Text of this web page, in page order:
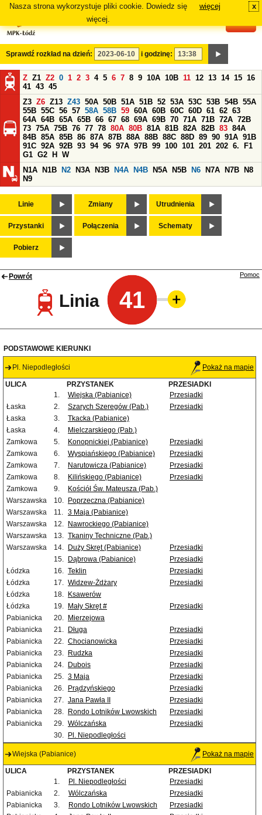
Nasza strona wykorzystuje pliki cookie. Dowiedz się
więcej.
więcej x
Sprawdź rozkład na dzień: i godzinę:
Z Z1 Z2 0 1 2 3 4 5 6 7 8 9 10A 10B 11 12 13 14 15 16
41 43 45
Z3 Z6 Z13 Z43 50A 50B 51A 51B 52 53A 53C 53B 54B 55A
55B 55C 56 57 58A 58B 59 60A 60B 60C 60D 61 62 63
64A 64B 65A 65B 66 67 68 69A 69B 70 71A 71B 72A 72B
73 75A 75B 76 77 78 80A 80B 81A 81B 82A 82B 83 84A
84B 85A 85B 86 87A 87B 88A 88B 88C 88D 89 90 91A 91B
91C 92A 92B 93 94 96 97A 97B 99 100 101 201 202 6.
F1
G1 G2 H
W
N1A
N1B N2 N3A N3B N4A N4B N5A N5B N6 N7A N7B
N8
N9
Linie Zmiany Utrudnienia
Przystanki Połączenia Schematy
Pobierz
Powrót
Linia 41
Pomoc
PODSTAWOWE KIERUNKI
Pl. Niepodległości Pokaż na mapie
ULICA PRZYSTANEK
PRZESIADKI
1.
Wiejska (Pabianice)
Przesiadki
Łaska
2. Szarych Szeregów (Pab.)
Przesiadki
Łaska
3.
Tkacka (Pabianice)
Łaska
4.
Mielczarskiego (Pab.)
Zamkowa
5. Konopnickiej (Pabianice)
Przesiadki
Zamkowa
6. Wyspiańskiego (Pabianice)
Przesiadki
Zamkowa
7. Narutowicza (Pabianice)
Przesiadki
Zamkowa
8. Kilińskiego (Pabianice)
Przesiadki
Zamkowa
9.
Kościół Św. Mateusza (Pab.)
Warszawska
10.
Poprzeczna (Pabianice)
Warszawska
11. 3 Maja (Pabianice)
Warszawska
12.
Nawrockiego (Pabianice)
Warszawska
13. Tkaniny Techniczne (Pab.)
Warszawska
14. Duży Skręt (Pabianice)
Przesiadki
15.
Dąbrowa (Pabianice)
Przesiadki
Łódzka
16. Teklin
Przesiadki
Łódzka
17. Widzew-Żdżary
Przesiadki
Łódzka
18.
Ksawerów
Łódzka
19. Mały Skręt #
Przesiadki
Pabianicka
20.
Mierzejowa
Pabianicka
21. Długa
Przesiadki
Pabianicka
22. Chocianowicka
Przesiadki
Pabianicka
23. Rudzka
Przesiadki
Pabianicka
24. Dubois
Przesiadki
Pabianicka
25. 3 Maja
Przesiadki
Pabianicka
26. Prądzyńskiego
Przesiadki
Pabianicka
27. Jana Pawła II
Przesiadki
Pabianicka
28. Rondo Lotników Lwowskich
Przesiadki
Pabianicka
29. Wólczańska
Przesiadki
30.
Pl. Niepodległości
Wiejska (Pabianice) Pokaż na mapie
ULICA PRZYSTANEK
PRZESIADKI
1.
Pl. Niepodległości
Przesiadki
Pabianicka
2. Wólczańska
Przesiadki
Pabianicka
3. Rondo Lotników Lwowskich
Przesiadki